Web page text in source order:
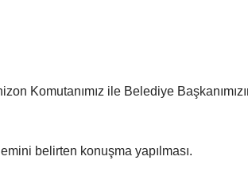
Komutanımız ile Belediye
belirten konuşma yapılması.